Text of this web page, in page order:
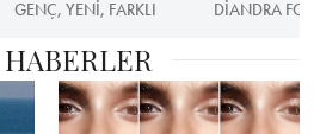
GENÇ, YENI, FARKLI DIANDRA